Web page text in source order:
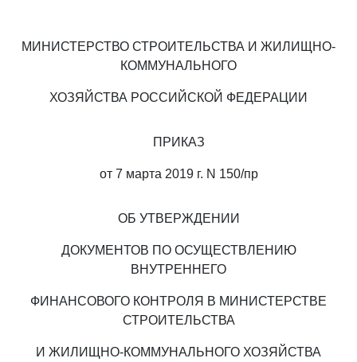
МИНИСТЕРСТВО СТРОИТЕЛЬСТВА И ЖИЛИЩНО-
КОММУНАЛЬНОГО
ХОЗЯЙСТВА РОССИЙСКОЙ ФЕДЕРАЦИИ
ПРИКАЗ
от 7 марта 2019 г. N 150/пр
ОБ УТВЕРЖДЕНИИ
ДОКУМЕНТОВ ПО ОСУЩЕСТВЛЕНИЮ
ВНУТРЕННЕГО
ФИНАНСОВОГО КОНТРОЛЯ В МИНИСТЕРСТВЕ
СТРОИТЕЛЬСТВА
И ЖИЛИЩНО-КОММУНАЛЬНОГО ХОЗЯЙСТВА